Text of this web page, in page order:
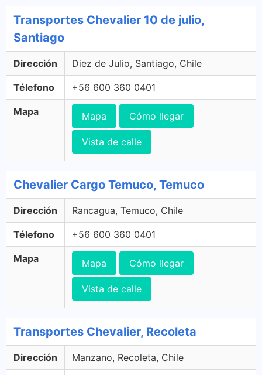
Transportes Chevalier 10 de julio,
Santiago
Dirección Diez de Julio, Santiago, Chile
Télefono +56 600 360 0401
Mapa Mapa Cómo llegar
Vista de calle
Chevalier Cargo Temuco, Temuco
Dirección Rancagua, Temuco, Chile
Télefono +56 600 360 0401
Mapa Mapa Cómo llegar
Vista de calle
Transportes Chevalier, Recoleta
Dirección Manzano, Recoleta, Chile